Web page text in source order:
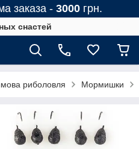
заказа - 3000 грн.
снастей
риболовля Мормишки